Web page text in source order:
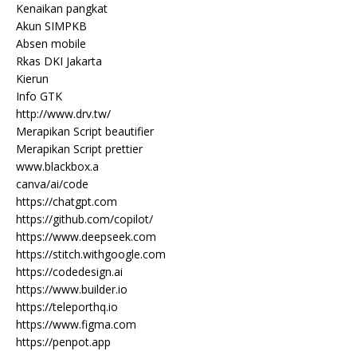
Kenaikan pangkat
Akun SIMPKB
Absen mobile
Rkas DKI Jakarta
Kierun
Info GTK
http://www.drv.tw/
Merapikan Script beautifier
Merapikan Script prettier
www.blackbox.a
canva/ai/code
https://chatgpt.com
https://github.com/copilot/
https://www.deepseek.com
https://stitch.withgoogle.com
https://codedesign.ai
https://www.builder.io
https://teleporthq.io
https://www.figma.com
https://penpot.app